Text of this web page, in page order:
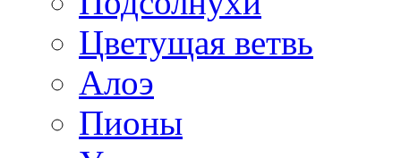
Цветущая ветвь
Алоэ
Пионы